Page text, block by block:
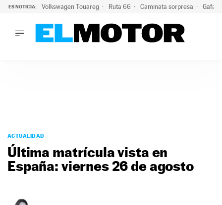
contenido
ES NOTICIA: Volkswagen Touareg Ruta 66 Caminata sorpresa Gafas
PODCAST
TECNOLOGÍA
SUPERCOCHES
PREMIOS
ACTUALIDAD
Última matrícula vista en
España: viernes 26 de agosto